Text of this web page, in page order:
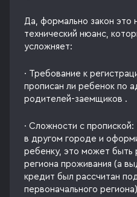
Да, формально закон это
технический нюанс,
усложняет:
· Требование к
прописан ли ребенок по
родителей-заемщиков .
· Сложности с
в другом городе и
ребенку, это может быть
региона проживания (а
кредит был рассчитан
первоначального